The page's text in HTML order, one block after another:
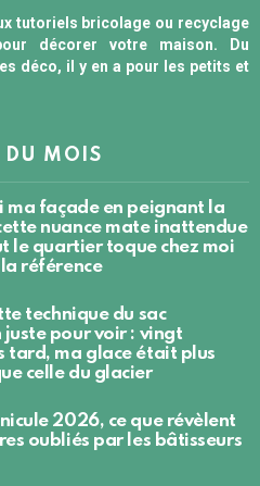
tutoriels bricolage ou recyclage
décorer votre maison. Du
déco, il y en a pour les petits et
MOIS
ma façade en peignant la
nuance mate inattendue
le quartier toque chez moi
référence
technique du sac
pour voir : vingt
tard, ma glace était plus
celle du glacier
2026, ce que révèlent
oubliés par les bâtisseurs